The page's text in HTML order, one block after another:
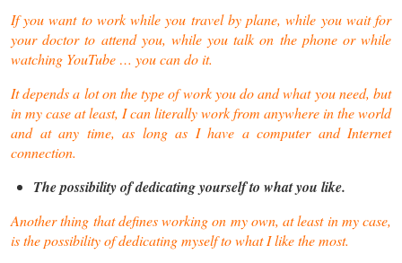
If you want to work while you travel by plane, while you wait for
your doctor to attend you, while you talk on the phone or while
watching YouTube … you can do it.
It depends a lot on the type of work you do and what you need, but
in my case at least, I can literally work from anywhere in the world
and at any time, as long as I have a computer and Internet
connection.
The possibility of dedicating yourself to what you like.
Another thing that defines working on my own, at least in my case,
is the possibility of dedicating myself to what I like the most.